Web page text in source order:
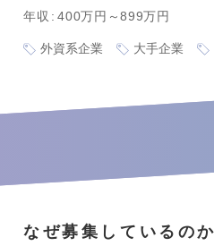
年収 400万円～899万円
外資系企業 大手企業
なぜ募集しているのか